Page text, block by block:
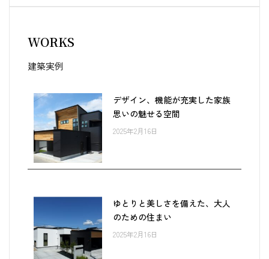
WORKS
建築実例
デザイン、機能が充実した家族
思いの魅せる空間
2025年2月16日
ゆとりと美しさを備えた、大人
のための住まい
2025年2月16日